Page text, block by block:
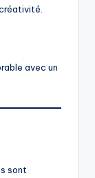
avec un
sont